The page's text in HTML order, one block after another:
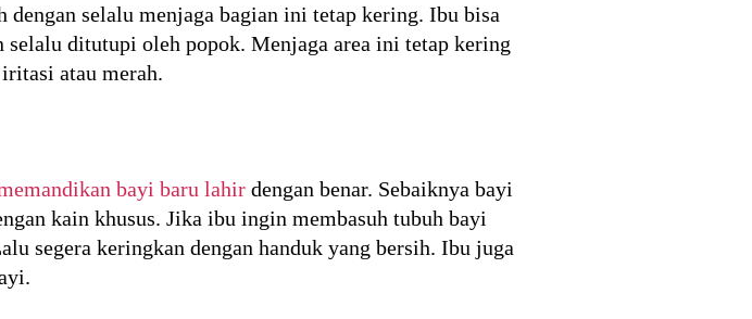
dengan selalu menjaga bagian ini tetap kering. Ibu bisa
ditutupi oleh popok. Menjaga area ini tetap kering
atau merah.
bayi baru lahir dengan benar. Sebaiknya bayi
kain khusus. Jika ibu ingin membasuh tubuh bayi
segera keringkan dengan handuk yang bersih. Ibu juga